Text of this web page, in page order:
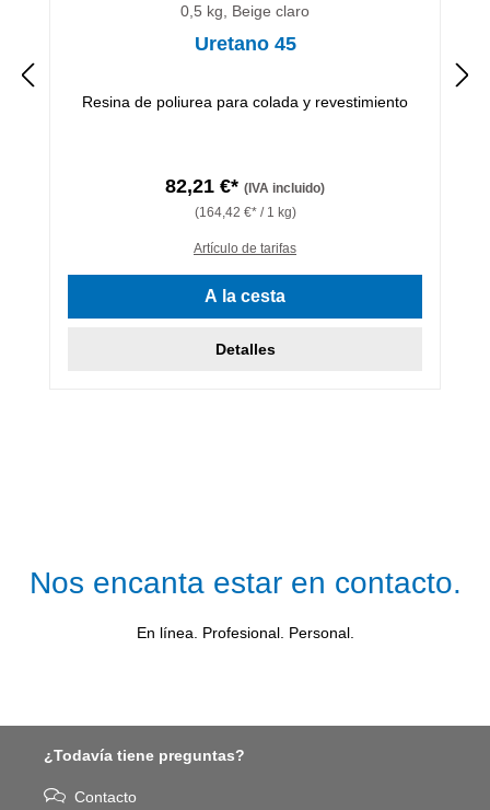
0,5 kg, Beige claro
Uretano 45
Resina de poliurea para colada y revestimiento
82,21 €* (IVA incluido)
(164,42 €* / 1 kg)
Artículo de tarifas
A la cesta
Detalles
Nos encanta estar en contacto.
En línea. Profesional. Personal.
¿Todavía tiene preguntas?
Contacto